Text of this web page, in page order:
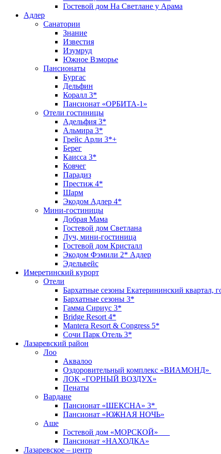
Гостевой дом На Светлане у Арама
Адлер
Санатории
Знание
Известия
Изумруд
Южное Взморье
Пансионаты
Бургас
Дельфин
Коралл 3*
Пансионат «ОРБИТА-1»
Отели гостиницы
Адельфия 3*
Альмира 3*
Грейс Арли 3*+
Берег
Каисса 3*
Ковчег
Парадиз
Престиж 4*
Шарм
Экодом Адлер 4*
Мини-гостиницы
Добрая Мама
Гостевой дом Светлана
Луч, мини-гостиница
Гостевой дом Кристалл
Экодом Фэмили 2* Адлер
Эдельвейс
Имеретинский курорт
Отели
Бархатные сезоны Екатерининский квартал,
Бархатные сезоны 3*
Гамма Сириус 3*
Bridge Resort 4*
Mantera Resort & Congress 5*
Сочи Парк Отель 3*
Лазаревский район
Лоо
Аквалоо
Оздоровительный комплекс «ВИАМОНД»
ЛОК «ГОРНЫЙ ВОЗДУХ»
Пенаты
Вардане
Пансионат «ШЕКСНА» 3*
Пансионат «ЮЖНАЯ НОЧЬ»
Аше
Гостевой дом «МОРСКОЙ»
Пансионат «НАХОДКА»
Лазаревское – центр